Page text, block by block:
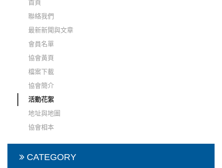
首頁
聯絡我們
最新新聞與文章
會員名單
協會黃頁
檔案下載
協會簡介
活動花絮
地址與地圖
協會相本
CATEGORY